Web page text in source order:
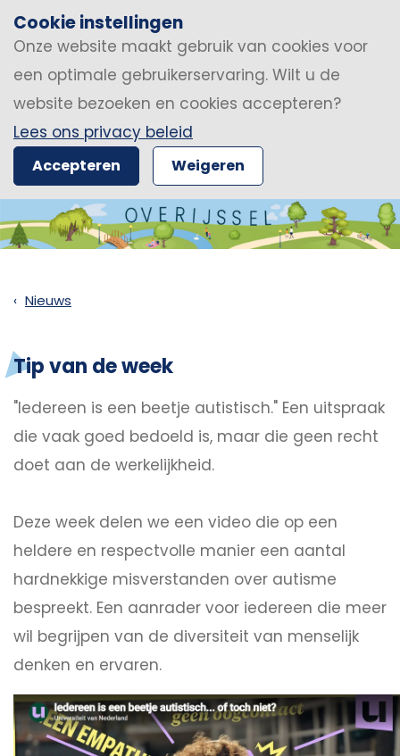
Cookie instellingen
Onze website maakt gebruik van cookies voor
een optimale gebruikerservaring. Wilt u de
website bezoeken en cookies accepteren?
Lees ons privacy beleid
Accepteren Weigeren
Nieuws
Tip van de week
"Iedereen is een beetje autistisch." Een uitspraak
die vaak goed bedoeld is, maar die geen recht
doet aan de werkelijkheid.
Deze week delen we een video die op een
heldere en respectvolle manier een aantal
hardnekkige misverstanden over autisme
bespreekt. Een aanrader voor iedereen die meer
wil begrijpen van de diversiteit van menselijk
denken en ervaren.